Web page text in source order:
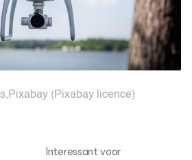
, Pixabay(Pixabay licence)
Interessant voor